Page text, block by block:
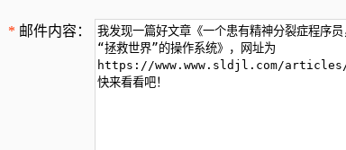
* 邮件内容：